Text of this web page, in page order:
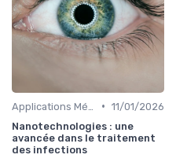
• 11/01/2026
Nanotechnologies : une
avancée dans le traitement
des infections